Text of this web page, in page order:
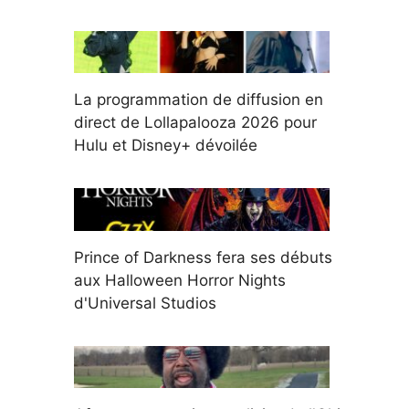
La programmation de diffusion en
direct de Lollapalooza 2026 pour
Hulu et Disney+ dévoilée
Prince of Darkness fera ses débuts
aux Halloween Horror Nights
d'Universal Studios